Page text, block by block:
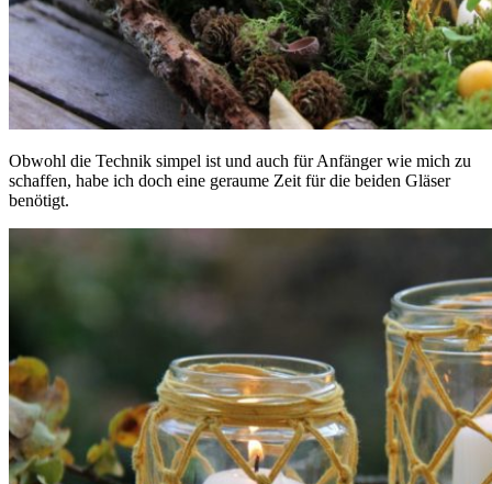
Obwohl die Technik simpel ist und auch für Anfänger wie mich zu
schaffen, habe ich doch eine geraume Zeit für die beiden Gläser
benötigt.